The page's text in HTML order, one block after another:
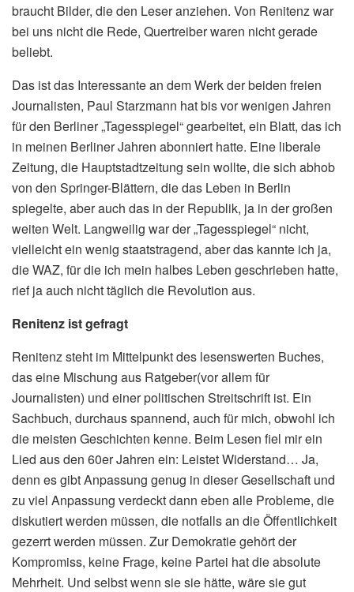
braucht Bilder, die den Leser anziehen. Von Renitenz war
bei uns nicht die Rede, Quertreiber waren nicht gerade
beliebt.
Das ist das Interessante an dem Werk der beiden freien
Journalisten, Paul Starzmann hat bis vor wenigen Jahren
für den Berliner „Tagesspiegel“ gearbeitet, ein Blatt, das ich
in meinen Berliner Jahren abonniert hatte. Eine liberale
Zeitung, die Hauptstadtzeitung sein wollte, die sich abhob
von den Springer-Blättern, die das Leben in Berlin
spiegelte, aber auch das in der Republik, ja in der großen
weiten Welt. Langweilig war der „Tagesspiegel“ nicht,
vielleicht ein wenig staatstragend, aber das kannte ich ja,
die WAZ, für die ich mein halbes Leben geschrieben hatte,
rief ja auch nicht täglich die Revolution aus.
Renitenz ist gefragt
Renitenz steht im Mittelpunkt des lesenswerten Buches,
das eine Mischung aus Ratgeber(vor allem für
Journalisten) und einer politischen Streitschrift ist. Ein
Sachbuch, durchaus spannend, auch für mich, obwohl ich
die meisten Geschichten kenne. Beim Lesen fiel mir ein
Lied aus den 60er Jahren ein: Leistet Widerstand… Ja,
denn es gibt Anpassung genug in dieser Gesellschaft und
zu viel Anpassung verdeckt dann eben alle Probleme, die
diskutiert werden müssen, die notfalls an die Öffentlichkeit
gezerrt werden müssen. Zur Demokratie gehört der
Kompromiss, keine Frage, keine Partei hat die absolute
Mehrheit. Und selbst wenn sie sie hätte, wäre sie gut